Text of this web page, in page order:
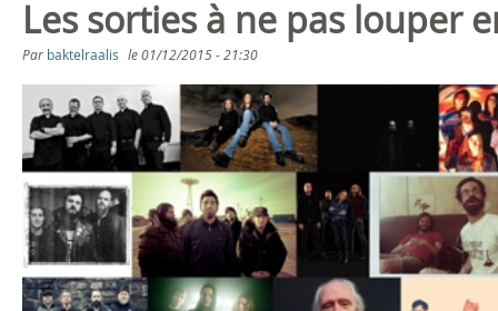
Les sorties à ne pas louper
Par baktelraalis le01/12/2015 - 21:30